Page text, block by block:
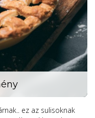
ez az sulisoknak